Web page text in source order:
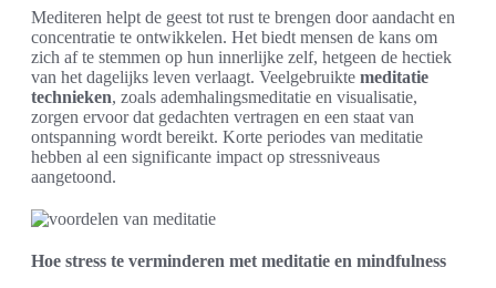
Mediteren helpt de geest tot rust te brengen door aandacht en
concentratie te ontwikkelen. Het biedt mensen de kans om
zich af te stemmen op hun innerlijke zelf, hetgeen de hectiek
van het dagelijks leven verlaagt. Veelgebruikte meditatie
technieken, zoals ademhalingsmeditatie en visualisatie,
zorgen ervoor dat gedachten vertragen en een staat van
ontspanning wordt bereikt. Korte periodes van meditatie
hebben al een significante impact op stressniveaus
aangetoond.
Hoe stress te verminderen met meditatie en mindfulness